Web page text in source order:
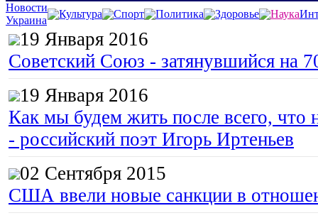
Новости
Украина
Культура Спорт Политика Здоровье Наука
19 Января 2016
Советский Союз - затянувшийся на
19 Января 2016
Как мы будем жить после всего, что
- российский поэт Игорь Иртеньев
02 Сентября 2015
США ввели новые санкции в